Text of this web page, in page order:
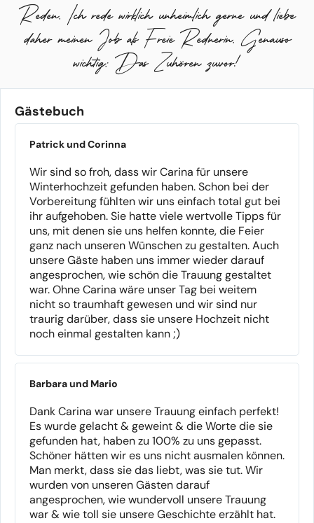
vergesst angestaubte, steife Zeremonien, bei denen der
Höhepunkt der Kuchen hinterher ist.
Ich gestalte meine Trauungen gerne als Erlebnis – für
Euch und Eure Gäste. Wenn das genau das ist wonach
Reden. Ich rede wirklich unheimlich gerne und liebe
daher meinen Job als Freie Rednerin. Genauso
wichtig: Das Zuhören zuvor!
Gästebuch
Patrick und Corinna
Wir sind so froh, dass wir Carina für unsere
Winterhochzeit gefunden haben. Schon bei der
Vorbereitung fühlten wir uns einfach total gut bei
ihr aufgehoben. Sie hatte viele wertvolle Tipps für
uns, mit denen sie uns helfen konnte, die Feier
ganz nach unseren Wünschen zu gestalten. Auch
unsere Gäste haben uns immer wieder darauf
angesprochen, wie schön die Trauung gestaltet
war. Ohne Carina wäre unser Tag bei weitem
nicht so traumhaft gewesen und wir sind nur
traurig darüber, dass sie unsere Hochzeit nicht
noch einmal gestalten kann ;)
Barbara und Mario
Dank Carina war unsere Trauung einfach perfekt!
Es wurde gelacht & geweint & die Worte die sie
gefunden hat, haben zu 100% zu uns gepasst.
Schöner hätten wir es uns nicht ausmalen können.
Man merkt, dass sie das liebt, was sie tut. Wir
wurden von unseren Gästen darauf
angesprochen, wie wundervoll unsere Trauung
war & wie toll sie unsere Geschichte erzählt hat.